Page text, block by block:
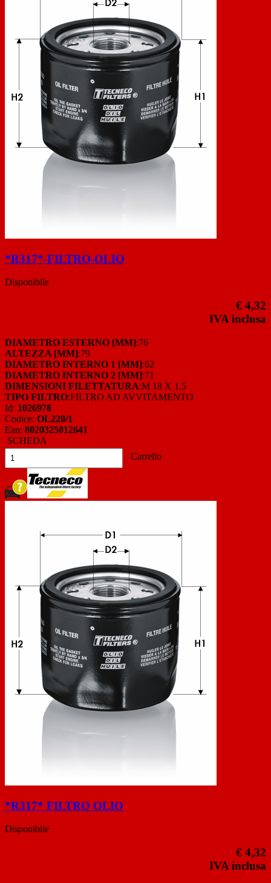
*R317*-FILTRO-OLIO
Disponibile
€ 4,32
IVA inclusa
DIAMETRO ESTERNO [MM]:76
ALTEZZA [MM]:79
DIAMETRO INTERNO 1 [MM]:62
DIAMETRO INTERNO 2 [MM]:71
DIMENSIONI FILETTATURA:M 18 X 1.5
TIPO FILTRO:FILTRO AD AVVITAMENTO
Id: 1026978
Codice: OL220/1
Ean: 8020325012641
SCHEDA
Carrello
*R317* FILTRO OLIO
Disponibile
€ 4,32
IVA inclusa